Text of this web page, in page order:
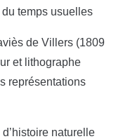
temps usuelles
de Villers (1809
et lithographe
représentations
naturelle